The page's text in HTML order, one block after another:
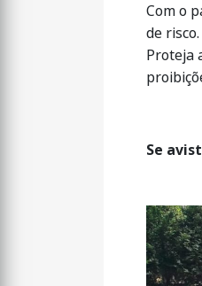
Com o
de
Proteja
Se